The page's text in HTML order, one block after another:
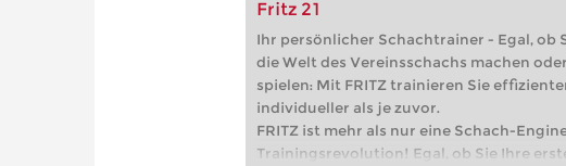
Fritz 21
Ihr persönlicher Schachtrainer - Egal, ob
die Welt des Vereinsschachs machen
spielen: Mit FRITZ trainieren Sie
individueller als je zuvor.
FRITZ ist mehr als nur eine Schach-
Trainingsrevolution! Egal, ob Sie Ihre